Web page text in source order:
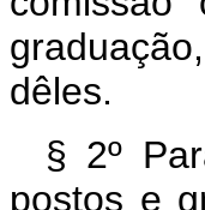
dêles.
§ 2º
postos e